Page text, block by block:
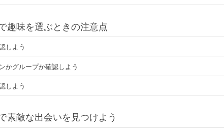
趣味を選ぶときの注意点
しよう
かグループか確認しよう
しよう
素敵な出会いを見つけよう